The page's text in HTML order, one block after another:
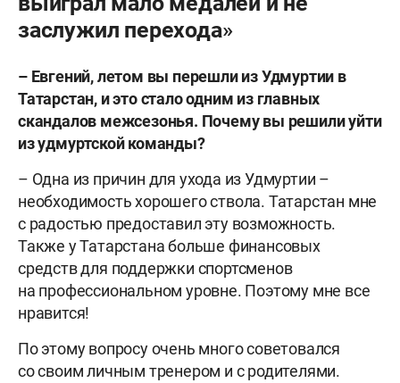
заслужил перехода»
– Евгений, летом вы перешли из Удмуртии в
Татарстан, и это стало одним из главных
скандалов межсезонья. Почему вы решили уйти
из удмуртской команды?
– Одна из причин для ухода из Удмуртии –
необходимость хорошего ствола. Татарстан мне
с радостью предоставил эту возможность.
Также у Татарстана больше финансовых
средств для поддержки спортсменов
на профессиональном уровне. Поэтому мне все
нравится!
По этому вопросу очень много советовался
со своим личным тренером и с родителями.